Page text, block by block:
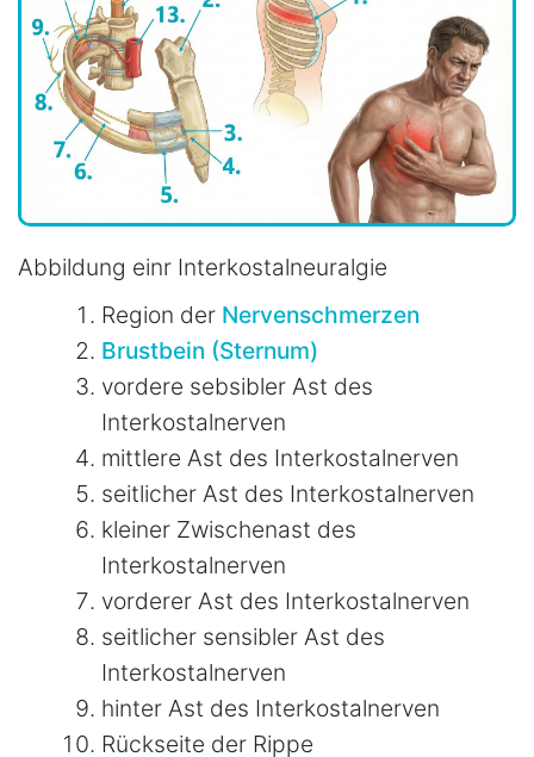
Abbildung einr Interkostalneuralgie
Region der Nervenschmerzen
Brustbein (Sternum)
vordere sebsibler Ast des
Interkostalnerven
mittlere Ast des Interkostalnerven
seitlicher Ast des Interkostalnerven
kleiner Zwischenast des
Interkostalnerven
vorderer Ast des Interkostalnerven
seitlicher sensibler Ast des
Interkostalnerven
hinter Ast des Interkostalnerven
Rückseite der Rippe